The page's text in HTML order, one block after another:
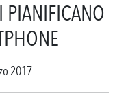
2017